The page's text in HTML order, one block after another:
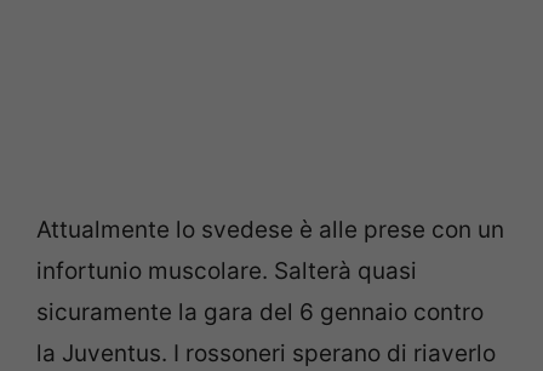
Attualmente lo svedese è alle prese con un
infortunio muscolare. Salterà quasi
sicuramente la gara del 6 gennaio contro
la Juventus. I rossoneri sperano di riaverlo